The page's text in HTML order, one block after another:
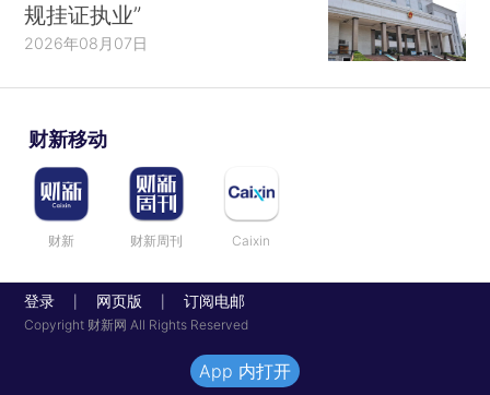
规挂证执业”
2026年08月07日
财新移动
财新 财新周刊 Caixin
登录 网页版 订阅电邮
Copyright 财新网 All Rights Reserved
App 内打开